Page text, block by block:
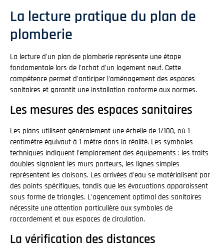
La lecture pratique du plan de
plomberie
La lecture d'un plan de plomberie représente une étape
fondamentale lors de l'achat d'un logement neuf. Cette
compétence permet d'anticiper l'aménagement des espaces
sanitaires et garantit une installation conforme aux normes.
Les mesures des espaces sanitaires
Les plans utilisent généralement une échelle de 1/100, où 1
centimètre équivaut à 1 mètre dans la réalité. Les symboles
techniques indiquent l'emplacement des équipements : les traits
doubles signalent les murs porteurs, les lignes simples
représentent les cloisons. Les arrivées d'eau se matérialisent par
des points spécifiques, tandis que les évacuations apparaissent
sous forme de triangles. L'agencement optimal des sanitaires
nécessite une attention particulière aux symboles de
raccordement et aux espaces de circulation.
La vérification des distances